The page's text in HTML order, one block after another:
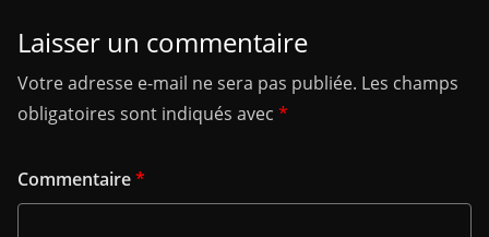
Laisser un commentaire
Votre adresse e-mail ne sera pas publiée. Les champs
obligatoires sont indiqués avec *
Commentaire*